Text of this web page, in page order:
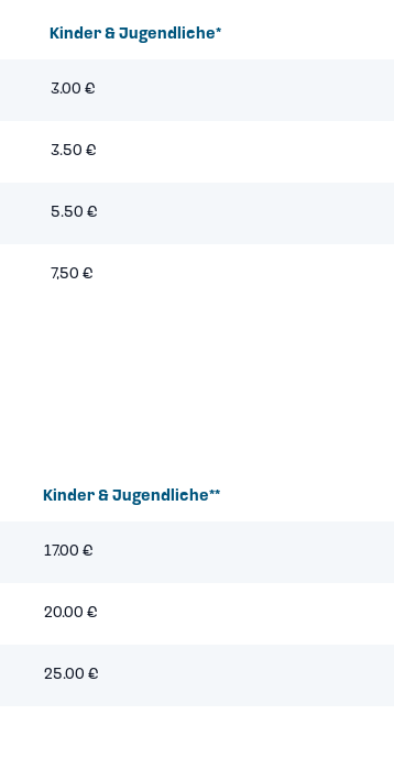
Kinder & Jugendliche*
3.00 €
3.50 €
5.50 €
7,50 €
Kinder & Jugendliche**
17.00 €
20.00 €
25.00 €